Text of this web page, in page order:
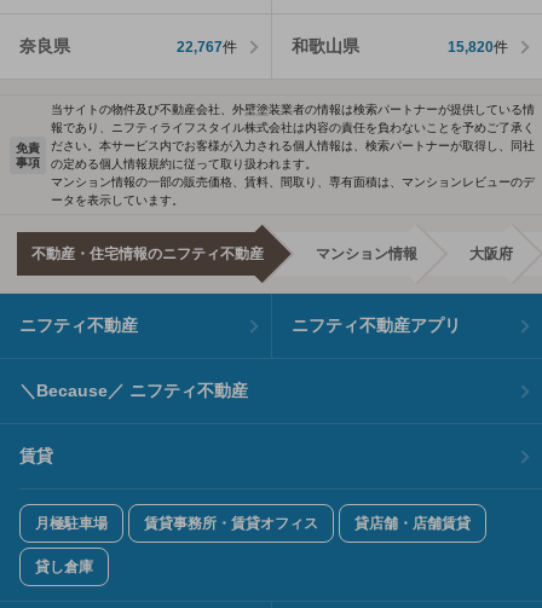
奈良県 22,767件 和歌山県 15,820件
免責
事項
当サイトの物件及び不動産会社、外壁塗装業者の情報は検索パートナーが提供している情
報であり、ニフティライフスタイル株式会社は内容の責任を負わないことを予めご了承く
ださい。本サービス内でお客様が入力される個人情報は、検索パートナーが取得し、同社
の定める個人情報規約に従って取り扱われます。
マンション情報の一部の販売価格、賃料、間取り、専有面積は、マンションレビューのデ
ータを表示しています。
不動産・住宅情報のニフティ不動産 マンション情報 大阪府
ニフティ不動産 ニフティ不動産アプリ
＼Because／ ニフティ不動産
賃貸
月極駐車場 賃貸事務所・賃貸オフィス 貸店舗・店舗賃貸
貸し倉庫